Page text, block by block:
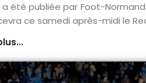
a été publiée par Foot-
ce samedi après-midi le